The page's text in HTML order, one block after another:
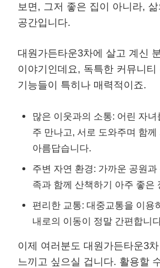
보면, 그저 좋은 집이 아니라,
공간입니다.
대원가든타운3차에 살고 계신
이야기인데요, 독특한 커뮤니티
기능들이 특히나 매력적이죠.
많은 이웃과의 소통: 어린 자
주 만나고, 서로 도와주며 함
아름답습니다.
주변 자연 환경: 가까운 공원
족과 함께 산책하기 아주 좋은
편리한 교통: 대중교통을 이용
내로의 이동이 정말 간편합니
이제 여러분도 대원가든타운3
느끼고 싶으실 겁니다. 활용할